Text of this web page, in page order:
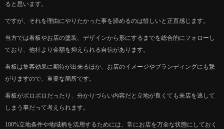
ると思います。
ですが、それを理由にやりたかった事を諦めるのは惜しいと正直感じます。
当方では看板やお店の塗装、デザインから形にするまでを総合的にフォローし
ており、他社より金額を抑えられる自信があります。
看板は集客効果に期待が出来るほか、お店のイメージやブランディングにも繋
がりますので、重要な箇所です。
看板がボロボロだったり、分かりづらい内容だと立地が良くても来店を逃して
しまう事だって考えられます。
100%立地条件や地域柄を活用するためには、常にお店を万全な状態にしておく